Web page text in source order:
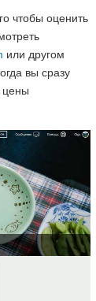
чтобы оценить
или другом
вы сразу
цены